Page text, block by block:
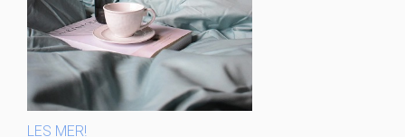
LES MER!